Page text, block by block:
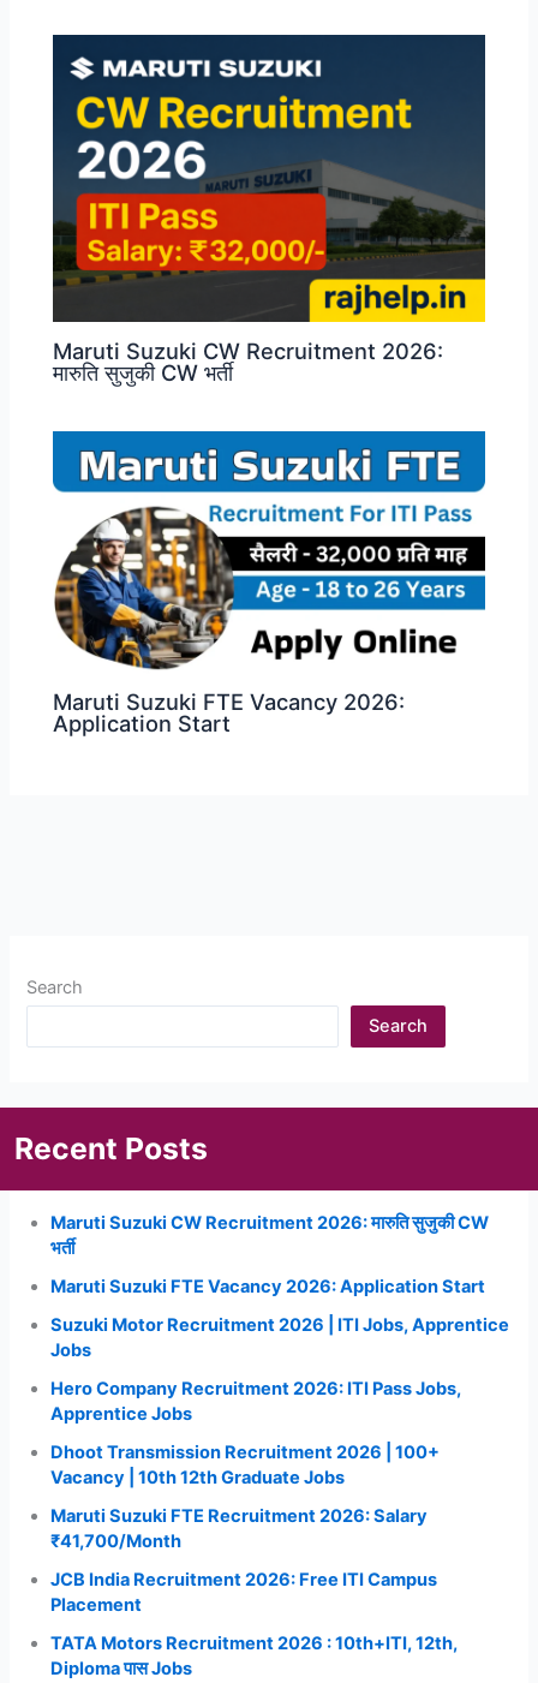
Maruti Suzuki CW Recruitment 2026:
मारुति सुजुकी CW भर्ती
Maruti Suzuki FTE Vacancy 2026:
Application Start
Search
Search
Recent Posts
Maruti Suzuki CW Recruitment 2026: मारुति सुजुकी CW
भर्ती
Maruti Suzuki FTE Vacancy 2026: Application Start
Suzuki Motor Recruitment 2026 | ITI Jobs, Apprentice
Jobs
Hero Company Recruitment 2026: ITI Pass Jobs,
Apprentice Jobs
Dhoot Transmission Recruitment 2026 | 100+
Vacancy | 10th 12th Graduate Jobs
Maruti Suzuki FTE Recruitment 2026: Salary
₹41,700/Month
JCB India Recruitment 2026: Free ITI Campus
Placement
TATA Motors Recruitment 2026 : 10th+ITI, 12th,
Diploma पास Jobs